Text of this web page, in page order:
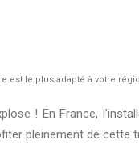
est le plus adapté à votre
! En France,
pleinement de